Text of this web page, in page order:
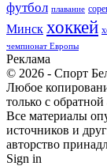
футбол плавание
Минск хоккей
чемпионат Европы
Реклама
© 2026 - Спорт
Любое
только с
Все материалы
источников и
авторство
Sign in